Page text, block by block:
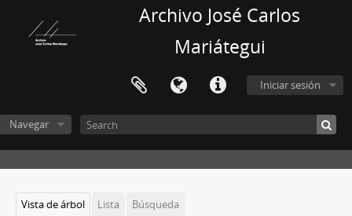
Archivo José Carlos
Mariátegui
Iniciar sesión
Navegar
Vista de árbol Lista Búsqueda